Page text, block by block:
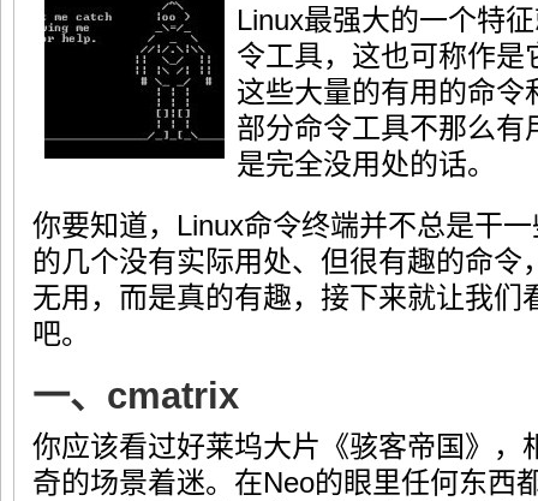
Linux最强大的一个特
令工具，这也可称作是
这些大量的有用的命令
部分命令工具不那么
是完全没用处的话。
你要知道，Linux命令终端并不总是干
的几个没有实际用处、但很有趣的命令
无用，而是真的有趣，接下来就让我们
吧。
一、cmatrix
你应该看过好莱坞大片《骇客帝国》，
奇的场景着迷。在Neo的眼里任何东西